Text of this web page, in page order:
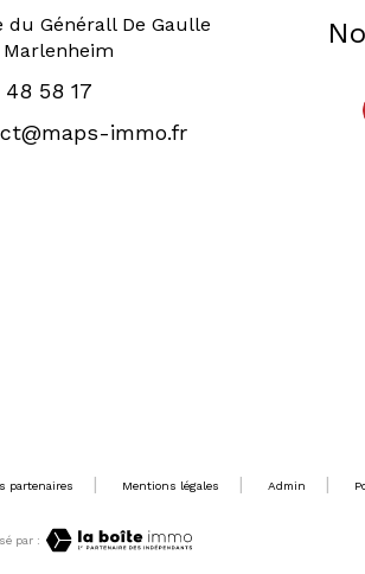
du Générall De Gaulle
Marlenheim
58 17
immo.fr
partenaires Mentions légales Admin
par :